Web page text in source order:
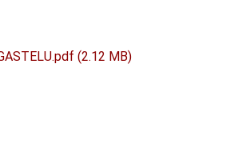
(2.12 MB)